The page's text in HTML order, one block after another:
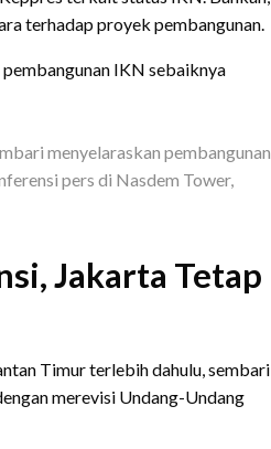
terhadap proyek pembangunan.
IKN sebaiknya
menyelaraskan pembangunan
pers di Nasdem Tower,
Jakarta Tetap
Timur terlebih dahulu, sembari
merevisi Undang-Undang